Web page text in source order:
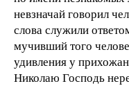
невзначай говорил
слова служили
мучивший того
удивления у
Николаю Господь